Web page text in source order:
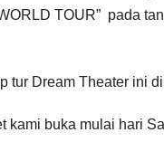
TOUR” pada
tur Dream Theater ini
kami buka mulai hari